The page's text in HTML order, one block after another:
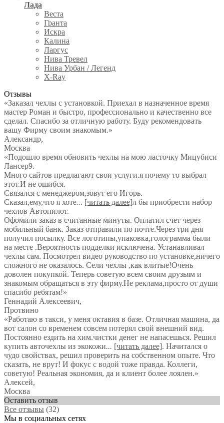
Лада
Веста
Гранта
Искра
Калина
Ларгус
Нива Тревел
Нива Урбан / Легенд
X-Ray
Отзывы
«Заказал чехлы с установкой. Приехал в назначенное время
мастер Роман и быстро, профессионально и качественно все
сделал. Спасибо за отличную работу. Буду рекомендовать
вашу Фирму своим знакомым.»
Александр,
Москва
«Подошло время обновить чехлы на мою ласточку Мицубиси
Лансер9.
Много сайтов предлагают свои услуги.я почему то выбрал
этот.И не ошибся.
Связался с менеджером,зовут его Игорь.
Сказал,ему,что я хоте... [читать далее]л бы приобрести набор
чехлов Автопилот.
Офомили заказ в считанные минуты. Оплатил счет через
мобильный банк. Заказ отправили по почте.Через три дня
получил посылку. Все логотипы,упаковка,голограмма были
на месте .Вероятность подделки исключена. Устанавливал
чехлы сам. Посмотрел видео руководство по установке,ничего
сложного не оказалось. Сели чехлы ,как влитые!Очень
доволен покупкой. Теперь советую всем своим друзьям и
знакомым обращаться в эту фирму.Не реклама,просто от души
спасибо ребятам!»
Геннадий Алексеевич,
Протвино
«Работаю в такси, у меня октавия в базе. Отличная машина, да
вот салон со временем совсем потерял свой внешний вид.
Постоянно ездить на хим.чистки денег не напасешься. Решил
купить авточехлы из экокожи... [читать далее]. Начитался о
чудо свойствах, решил проверить на собственном опыте. Что
сказать, не врут! И фокус с водой тоже правда. Коллеги,
советую! Реальная экономия, да и клиент более лоялен.»
Алексей,
Москва
Оставить отзыв
Все отзывы (32)
Мы в социальных сетях